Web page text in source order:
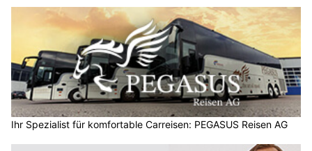
Ihr Spezialist für komfortable Carreisen: PEGASUS Reisen AG